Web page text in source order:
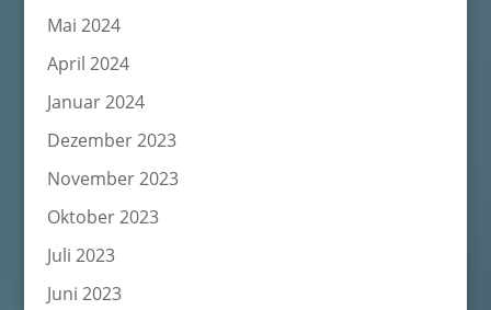
Mai 2024
April 2024
Januar 2024
Dezember 2023
November 2023
Oktober 2023
Juli 2023
Juni 2023